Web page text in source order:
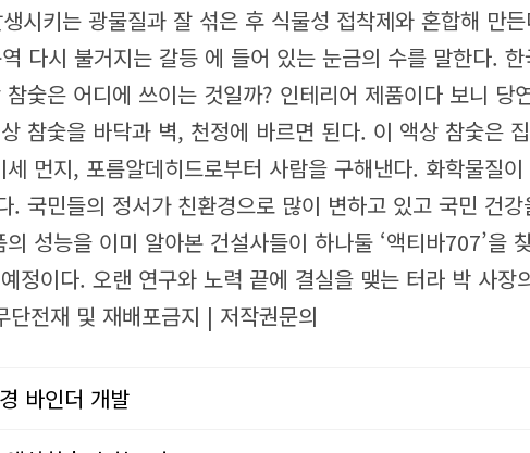
시키는 광물질과 잘 섞은 후 식물성 접착제와 혼합해 만든
다시 불거지는 갈등 에 들어 있는 눈금의 수를 말한다.
숯은 어디에 쓰이는 것일까? 인테리어 제품이다 보니
참숯을 바닥과 벽, 천정에 바르면 된다. 이 액상 참숯은
먼지, 포름알데히드로부터 사람을 구해낸다. 화학물질
. 국민들의 정서가 친환경으로 많이 변하고 있고 국민 건
성능을 이미 알아본 건설사들이 하나둘 ‘액티바707’을
정이다. 오랜 연구와 노력 끝에 결실을 맺는 터라 박 사장
단전재 및 재배포금지 | 저작권문의
바인더 개발